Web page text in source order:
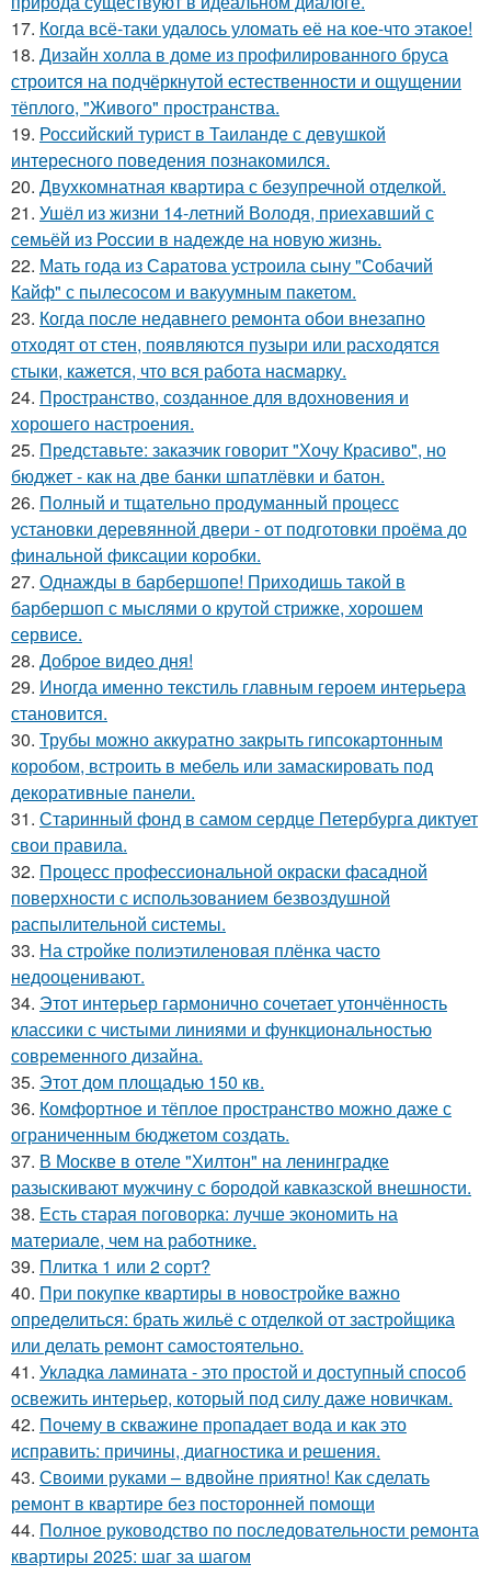
17. Когда всё-таки удалось уломать её на кое-что этакое!
18. Дизайн холла в доме из профилированного бруса
строится на подчёркнутой естественности и ощущении
тёплого, "Живого" пространства.
19. Российский турист в Таиланде с девушкой
интересного поведения познакомился.
20. Двухкомнатная квартира с безупречной отделкой.
21. Ушёл из жизни 14-летний Володя, приехавший с
семьёй из России в надежде на новую жизнь.
22. Мать года из Саратова устроила сыну "Собачий
Кайф" с пылесосом и вакуумным пакетом.
23. Когда после недавнего ремонта обои внезапно
отходят от стен, появляются пузыри или расходятся
стыки, кажется, что вся работа насмарку.
24. Пространство, созданное для вдохновения и
хорошего настроения.
25. Представьте: заказчик говорит "Хочу Красиво", но
бюджет - как на две банки шпатлёвки и батон.
26. Полный и тщательно продуманный процесс
установки деревянной двери - от подготовки проёма до
финальной фиксации коробки.
27. Однажды в барбершопе! Приходишь такой в
барбершоп с мыслями о крутой стрижке, хорошем
сервисе.
28. Доброе видео дня!
29. Иногда именно текстиль главным героем интерьера
становится.
30. Трубы можно аккуратно закрыть гипсокартонным
коробом, встроить в мебель или замаскировать под
декоративные панели.
31. Старинный фонд в самом сердце Петербурга диктует
свои правила.
32. Процесс профессиональной окраски фасадной
поверхности с использованием безвоздушной
распылительной системы.
33. На стройке полиэтиленовая плёнка часто
недооценивают.
34. Этот интерьер гармонично сочетает утончённость
классики с чистыми линиями и функциональностью
современного дизайна.
35. Этот дом площадью 150 кв.
36. Комфортное и тёплое пространство можно даже с
ограниченным бюджетом создать.
37. В Москве в отеле "Хилтон" на ленинградке
разыскивают мужчину с бородой кавказской внешности.
38. Есть старая поговорка: лучше экономить на
материале, чем на работнике.
39. Плитка 1 или 2 сорт?
40. При покупке квартиры в новостройке важно
определиться: брать жильё с отделкой от застройщика
или делать ремонт самостоятельно.
41. Укладка ламината - это простой и доступный способ
освежить интерьер, который под силу даже новичкам.
42. Почему в скважине пропадает вода и как это
исправить: причины, диагностика и решения.
43. Своими руками – вдвойне приятно! Как сделать
ремонт в квартире без посторонней помощи
44. Полное руководство по последовательности ремонта
квартиры 2025: шаг за шагом